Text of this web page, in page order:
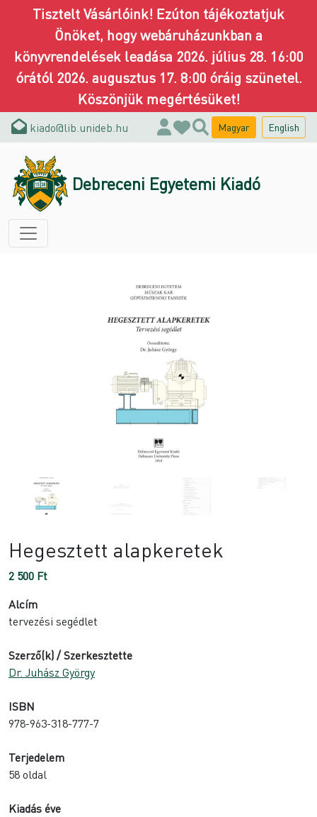
Tisztelt Vásárlóink! Ezúton tájékoztatjuk
Önöket, hogy webáruházunkban a
könyvrendelések leadása 2026. július 28. 16:00
órától 2026. augusztus 17. 8:00 óráig szünetel.
Köszönjük megértésüket!
kiado@lib.unideb.hu Magyar English
Debreceni Egyetemi Kiadó
Hegesztett alapkeretek
2 500 Ft
Alcím
tervezési segédlet
Szerző(k) / Szerkesztette
Dr. Juhász György
ISBN
978-963-318-777-7
Terjedelem
58 oldal
Kiadás éve